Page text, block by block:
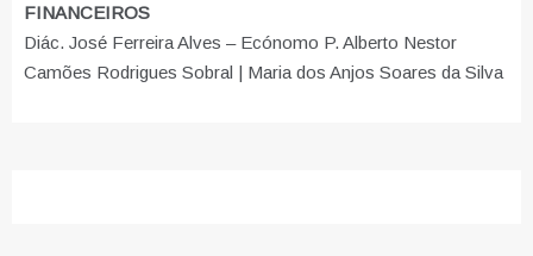
FINANCEIROS
Diác. José Ferreira Alves – Ecónomo P. Alberto Nestor
Camões Rodrigues Sobral | Maria dos Anjos Soares da Silva